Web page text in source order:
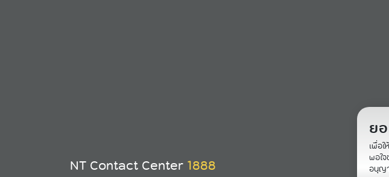
ย
เพื่อ
พอใ
อนุญ
NT Contact Center 1888